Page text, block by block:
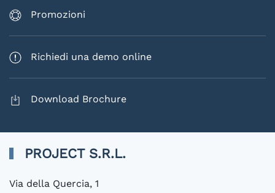
Promozioni
Richiedi una demo online
Download Brochure
PROJECT S.R.L.
Via della Quercia, 1